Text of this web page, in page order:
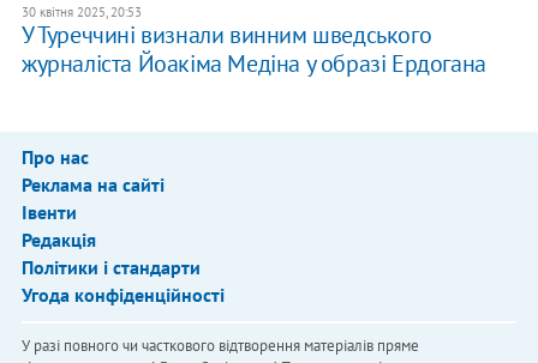
30 квітня 2025, 20:53
У Туреччині визнали винним шведського
журналіста Йоакіма Медіна у образі Ердогана
Про нас
Реклама на сайті
Івенти
Редакція
Політики і стандарти
Угода конфіденційності
У разі повного чи часткового відтворення матеріалів пряме